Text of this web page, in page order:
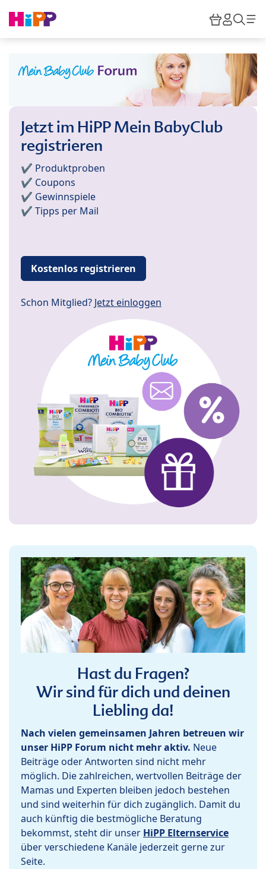
HiPP
Jetzt im HiPP Mein BabyClub
registrieren
✔️ Produktproben
✔️ Coupons
✔️ Gewinnspiele
✔️ Tipps per Mail
Kostenlos registrieren
Schon Mitglied? Jetzt einloggen
Hast du Fragen?
Wir sind für dich und deinen
Liebling da!
Nach vielen gemeinsamen Jahren betreuen wir
unser HiPP Forum nicht mehr aktiv. Neue
Beiträge oder Antworten sind nicht mehr
möglich. Die zahlreichen, wertvollen Beiträge der
Mamas und Experten bleiben jedoch bestehen
und sind weiterhin für dich zugänglich. Damit du
auch künftig die bestmögliche Beratung
bekommst, steht dir unser HiPP Elternservice
über verschiedene Kanäle jederzeit gerne zur
Seite.